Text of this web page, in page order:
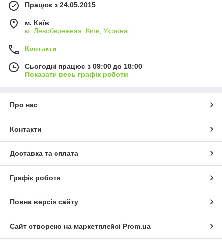
Працює з 24.05.2015
м. Київ
м. Левобережная, Київ, Україна
Контакти
Сьогодні працює з 09:00 до 18:00
Показати весь графік роботи
Про нас
Контакти
Доставка та оплата
Графік роботи
Повна версія сайту
Сайт створено на маркетплейсі Prom.ua